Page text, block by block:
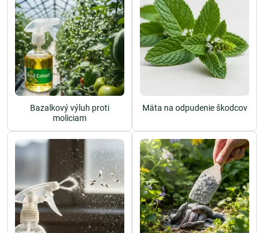
Bazalkový výluh proti
moliciam
Mäta na odpudenie škodcov